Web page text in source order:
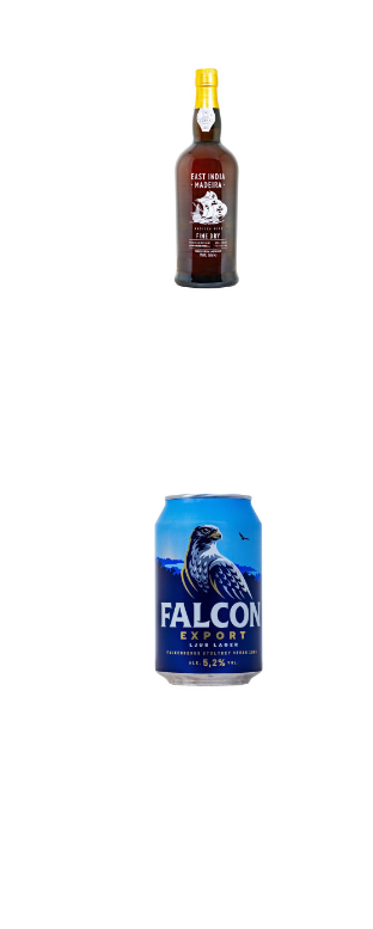
In den Korb
In den Korb